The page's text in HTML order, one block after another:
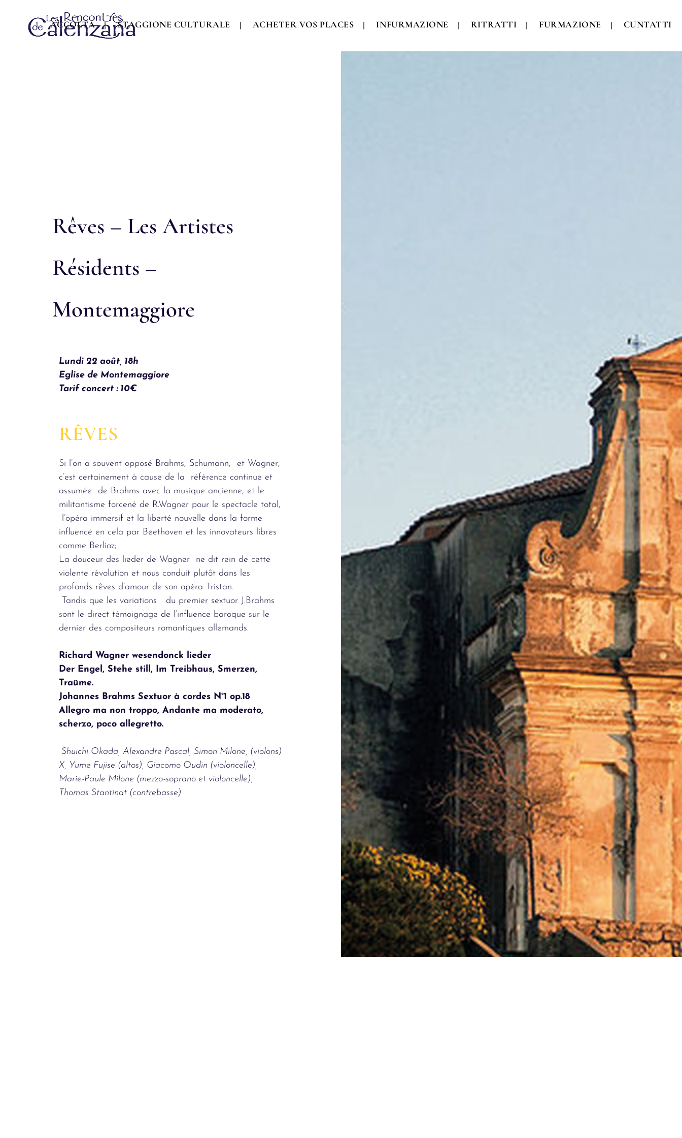
ACCOLTA STAGGIONE CULTURALE ACHETER VOS PLACES INFURMAZIONE RITRATTI FURMAZIONE CUNTATTI
Rêves – Les Artistes
Résidents –
Montemaggiore
Lundi 22 août, 18h
Eglise de Montemaggiore
Tarif concert : 10€
RÊVES
Si l’on a souvent opposé Brahms, Schumann, et Wagner,
c’est certainement à cause de la référence continue et
assumée de Brahms avec la musique ancienne, et le
militantisme forcené de R.Wagner pour le spectacle total,
l’opéra immersif et la liberté nouvelle dans la forme
influencé en cela par Beethoven et les innovateurs libres
comme Berlioz;
La douceur des lieder de Wagner ne dit rein de cette
violente révolution et nous conduit plutôt dans les
profonds rêves d’amour de son opéra Tristan.
Tandis que les variations du premier sextuor J.Brahms
sont le direct témoignage de l’influence baroque sur le
dernier des compositeurs romantiques allemands.
Richard Wagner wesendonck lieder
Der Engel, Stehe still, Im Treibhaus, Smerzen,
Traüme.
Johannes Brahms Sextuor à cordes N°1 op.18
Allegro ma non troppo, Andante ma moderato,
scherzo, poco allegretto.
Shuichi Okada, Alexandre Pascal, Simon Milone, (violons)
X, Yume Fujise (altos), Giacomo Oudin (violoncelle),
Marie-Paule Milone (mezzo-soprano et violoncelle),
Thomas Stantinat (contrebasse)